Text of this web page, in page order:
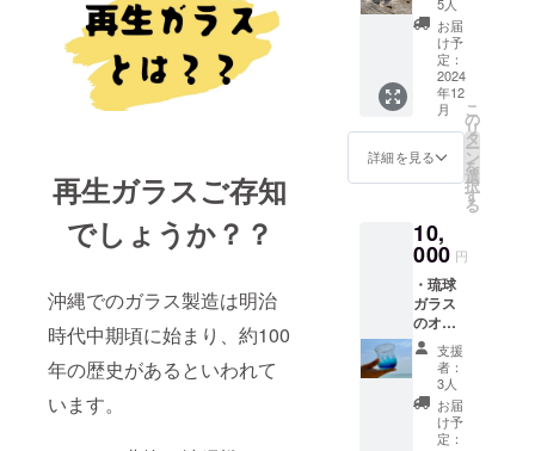
再生ガラスご存知
でしょうか？？
沖縄でのガラス製造は明治
時代中期頃に始まり、約100
年の歴史があるといわれて
います。
天仁屋
〈支援
者様の
交通費
や滞在
費〉 支
援者様
の交通
ご負担
をお願
い致し
ます。
〈支援
者様と
の連絡
方法〉
詳細は
メール
で連絡
致しま
ラスつ
くり体
験 ２
名様分
※体験は
ご本人
様でな
くても
ご利用
いただ
す。
〈日
時〉24
年12月
以降
〈開催
場所〉
沖縄県
名護市
天仁屋
〈支援
者様の
お届
け予
定：
2024
年12
月
詳細を見る
こ
の
リ
タ
ー
ン
を
選
択
す
る
10,
000 円
・琉球
ガラス
のオリ
ジナル
グラ
ス 2つ
〈商品
詳細〉
直径
支援
者：
3人
お届
け予
定：